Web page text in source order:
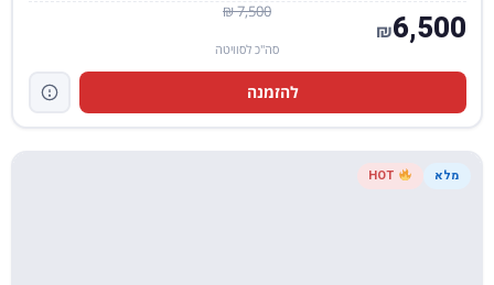
7,500 ₪ 6,500
₪
סה"כ לסוויטה
להזמנה
מלא